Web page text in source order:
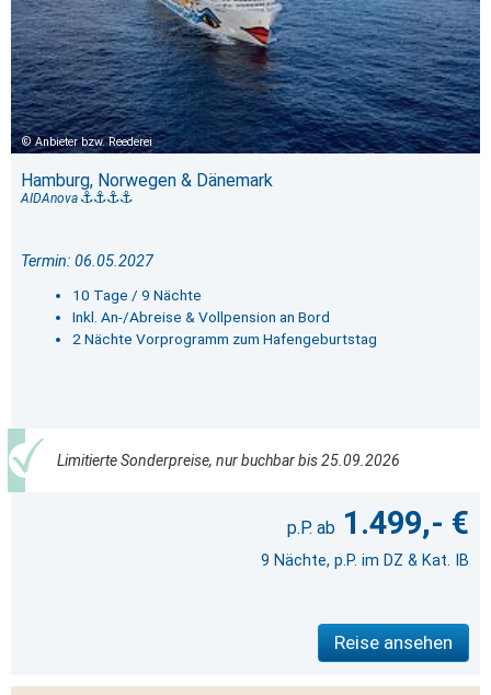
Anbieter bzw. Reederei
Hamburg, Norwegen & Dänemark
AIDAnova
Termin: 06.05.2027
10 Tage / 9 Nächte
Inkl. An-/Abreise & Vollpension an Bord
2 Nächte Vorprogramm zum Hafengeburtstag
Limitierte Sonderpreise, nur buchbar bis 25.09.2026
1.499,- €
9 Nächte, p.P. im DZ & Kat. IB
Reise ansehen